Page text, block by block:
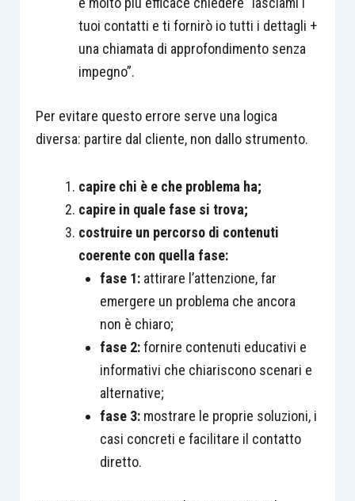
tuoi contatti e ti fornirò io tutti i dettagli +
una chiamata di approfondimento senza
impegno”.
Per evitare questo errore serve una logica
diversa: partire dal cliente, non dallo strumento.
capire chi è e che problema ha;
capire in quale fase si trova;
costruire un percorso di contenuti
coerente con quella fase:
fase 1:attirare l’attenzione, far
emergere un problema che ancora
non è chiaro;
fase 2:fornire contenuti educativi e
informativi che chiariscono scenari e
alternative;
fase 3:mostrare le proprie soluzioni, i
casi concreti e facilitare il contatto
diretto.